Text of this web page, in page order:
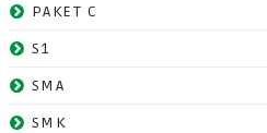
PAKET C
S1
SMA
SMK